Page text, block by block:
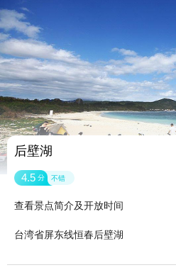
后壁湖
4.5 分 不错
查看景点简介及开放时间
台湾省屏东线恒春后壁湖
